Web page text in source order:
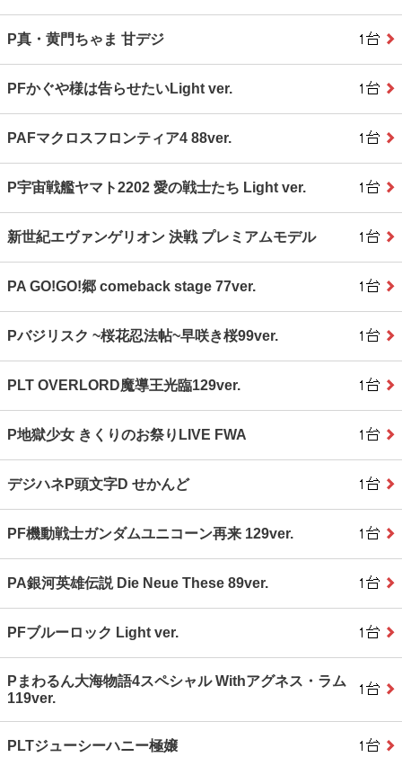
P真・黄門ちゃま 甘デジ
PFかぐや様は告らせたいLight ver.
PAFマクロスフロンティア4 88ver.
P宇宙戦艦ヤマト2202 愛の戦士たち Light ver.
新世紀エヴァンゲリオン 決戦 プレミアムモデル
PA GO!GO!郷 comeback stage 77ver.
Pバジリスク ~桜花忍法帖~早咲き桜99ver.
PLT OVERLORD魔導王光臨129ver.
P地獄少女 きくりのお祭りLIVE FWA
デジハネP頭文字D せかんど
PF機動戦士ガンダムユニコーン再来 129ver.
PA銀河英雄伝説 Die Neue These 89ver.
PFブルーロック Light ver.
Pまわるん大海物語4スペシャル Withアグネス・ラム
119ver.
PLTジューシーハニー極嬢